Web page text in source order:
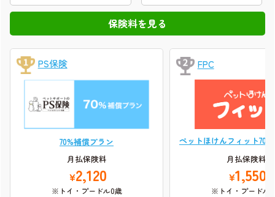
PS保険
70%補償プラン
月払保険料
¥2,120
※トイ・プードル0歳
FPC
ペットほけんフィット
月払保険料
¥1,550
※トイ・プードル